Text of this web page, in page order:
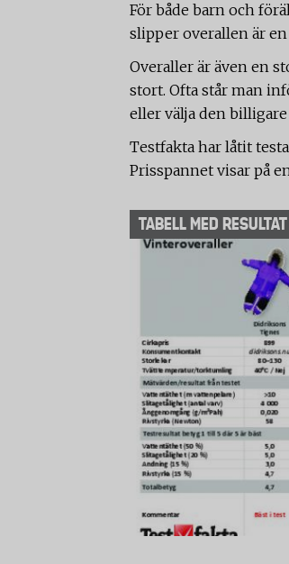
För både barn och
slipper overallen är
Overaller är även en
stort. Ofta står man
eller välja den
Testfakta har låtit
Prisspannet visar på
TABELL MED